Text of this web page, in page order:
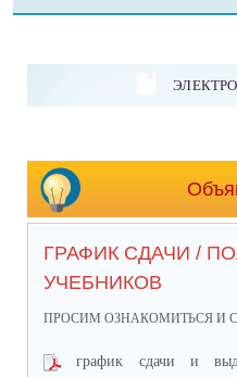
ГРАФИК СДАЧИ /
УЧЕБНИКОВ
ПРОСИМ ОЗНАКОМИТЬСЯ И
график сдачи и